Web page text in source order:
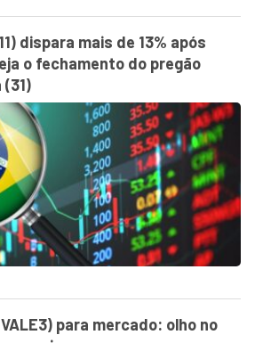
dispara mais de 13% após
o fechamento do pregão
para mercado: olho no